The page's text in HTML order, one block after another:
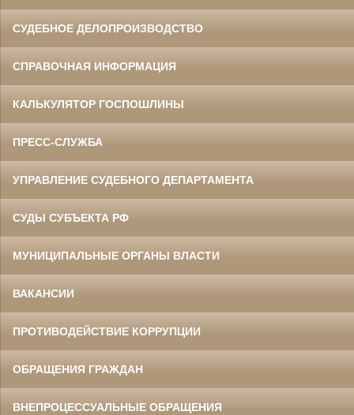
СУДЕБНОЕ ДЕЛОПРОИЗВОДСТВО
СПРАВОЧНАЯ ИНФОРМАЦИЯ
КАЛЬКУЛЯТОР ГОСПОШЛИНЫ
ПРЕСС-СЛУЖБА
УПРАВЛЕНИЕ СУДЕБНОГО ДЕПАРТАМЕНТА
СУДЫ СУБЪЕКТА РФ
МУНИЦИПАЛЬНЫЕ ОРГАНЫ ВЛАСТИ
ВАКАНСИИ
ПРОТИВОДЕЙСТВИЕ КОРРУПЦИИ
ОБРАЩЕНИЯ ГРАЖДАН
ВНЕПРОЦЕССУАЛЬНЫЕ ОБРАЩЕНИЯ